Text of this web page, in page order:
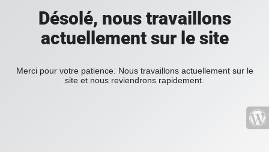
Désolé, nous travaillons
actuellement sur le site
Merci pour votre patience. Nous travaillons actuellement sur le
site et nous reviendrons rapidement.